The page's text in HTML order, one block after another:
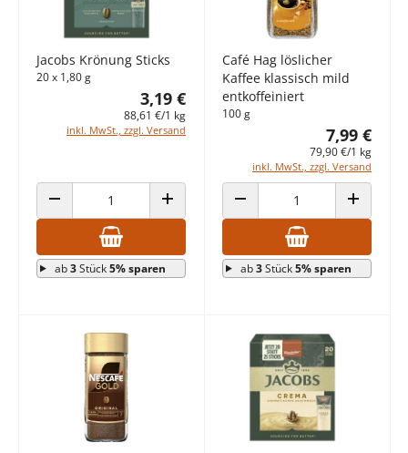
Jacobs Krönung Sticks
20 x 1,80 g
3,19 €
88,61 €/1 kg
inkl. MwSt., zzgl. Versand
ANZAHL VERRINGERN ANZAHL ERHÖHEN
ab3Stück5% sparen
Café Hag löslicher
Kaffee klassisch mild
entkoffeiniert
100 g
7,99 €
79,90 €/1 kg
inkl. MwSt., zzgl. Versand
ANZAHL VERRINGERN ANZAHL
ab3Stück5% sparen